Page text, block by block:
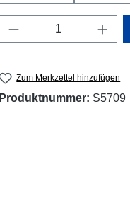
Produkt
Zum Merkzettel hinzufügen
Produktnummer: S5709